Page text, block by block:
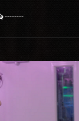
--------